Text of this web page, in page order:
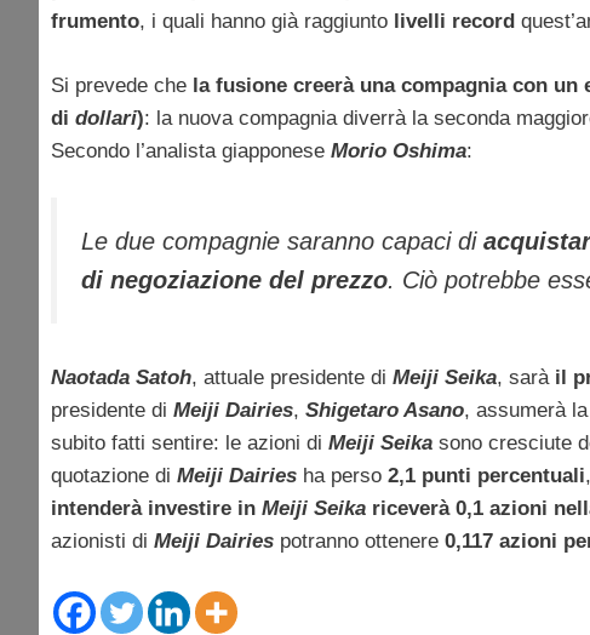
frumento, i quali hanno già raggiunto livelli record
Si prevede che la fusione creerà una compagnia con
di dollari): la nuova compagnia diverrà la seconda
Secondo l’analista giapponese Morio Oshima:
Le due compagnie saranno capaci di
di negoziazione del prezzo. Ciò potrebbe
Naotada Satoh, attuale presidente di Meiji Seika, sarà il
presidente di Meiji Dairies, Shigetaro Asano, assumerà
subito fatti sentire: le azioni di Meiji Seika sono cresciute
quotazione di Meiji Dairies ha perso 2,1 punti percentuali
intenderà investire in Meiji Seika riceverà 0,1 azioni
azionisti di Meiji Dairies potranno ottenere 0,117 azioni